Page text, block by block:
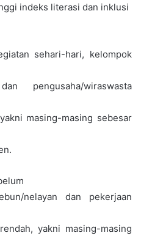
indeks literasi dan inklusi
sehari-hari, kelompok
pengusaha/wiraswasta
masing-masing sebesar
nelayan dan pekerjaan
yakni masing-masing